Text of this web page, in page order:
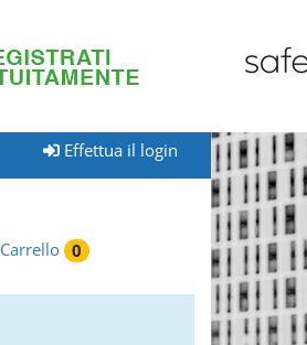
Effettua il login
Carrello 0